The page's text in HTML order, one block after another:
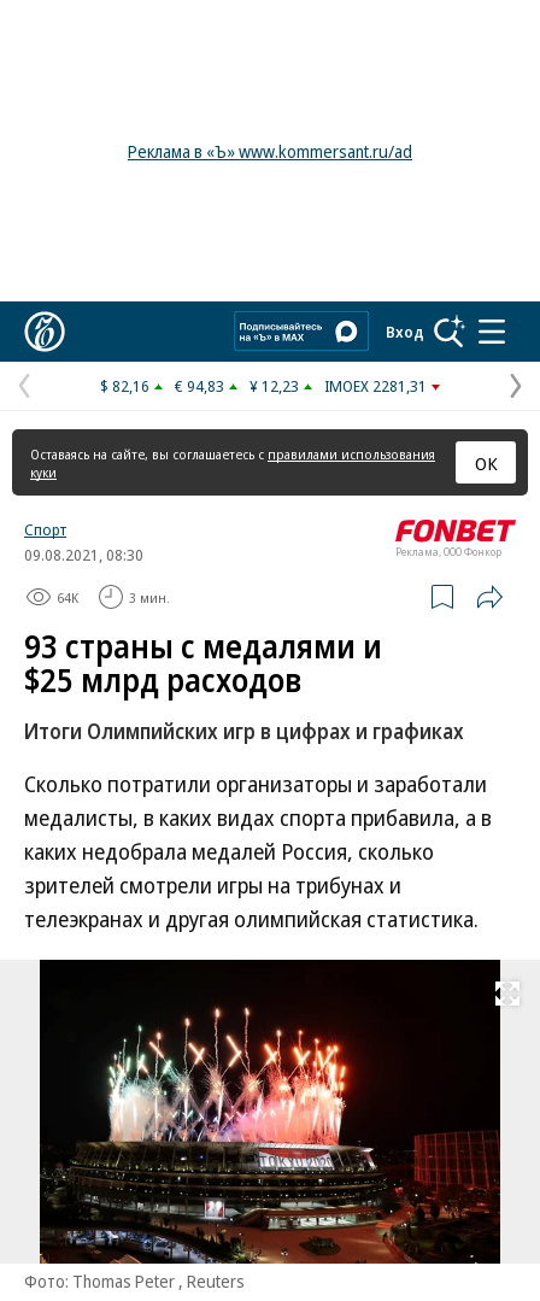
Реклама в «Ъ» www.kommersant.ru/ad
Вход
Предыдущая
страница
$ 82,16 € 94,83 ¥ 12,23 IMOEX 2281,31
Оставаясь на сайте, вы соглашаетесь с правилами использования
куки
ОК
Реклама, ООО Фонкор
Спорт
09.08.2021, 08:30
64K 3 мин.
93 страны с медалями и
$25 млрд расходов
Итоги Олимпийских игр в цифрах и графиках
Сколько потратили организаторы и заработали
медалисты, в каких видах спорта прибавила, а в
каких недобрала медалей Россия, сколько
зрителей смотрели игры на трибунах и
телеэкранах и другая олимпийская статистика.
Развернуть
Фото: Thomas Peter , Reuters